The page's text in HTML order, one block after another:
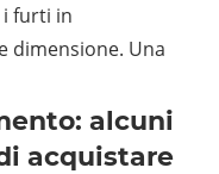
furti in
dimensione. Una
alcuni
acquistare